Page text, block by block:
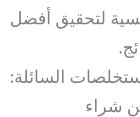
لتحقيق أفضل
السائلة:
شراء